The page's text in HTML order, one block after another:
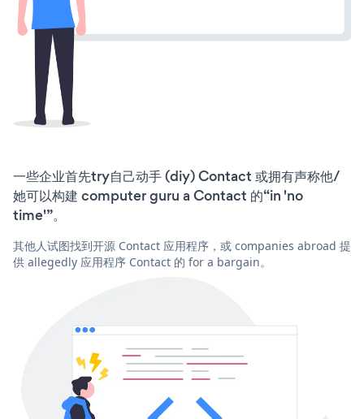
一些企业首先try自己动手 (diy) Contact 或拥有声称他/
她可以构建 computer guru a Contact 的“in 'no
time'”。
其他人试图找到开源 Contact 应用程序，或 companies abroad 提
供 allegedly 应用程序 Contact 的 for a bargain。